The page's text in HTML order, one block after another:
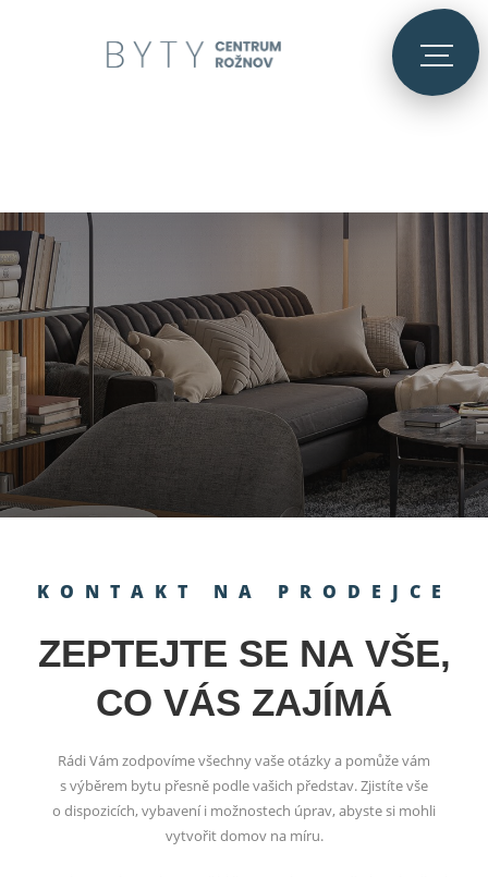
KONTAKT NA PRODEJCE
ZEPTEJTE SE NA VŠE,
CO VÁS ZAJÍMÁ
Rádi Vám zodpovíme všechny vaše otázky a pomůže vám
s výběrem bytu přesně podle vašich představ. Zjistíte vše
o dispozicích, vybavení i možnostech úprav, abyste si mohli
vytvořit domov na míru.